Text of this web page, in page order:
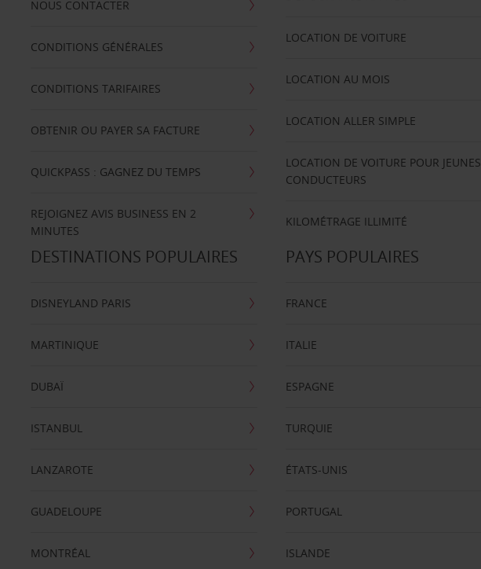
NOUS CONTACTER
CONDITIONS GÉNÉRALES
CONDITIONS TARIFAIRES
OBTENIR OU PAYER SA FACTURE
QUICKPASS : GAGNEZ DU TEMPS
REJOIGNEZ AVIS BUSINESS EN 2
MINUTES
LOCATION DE VOITURE
LOCATION AU MOIS
LOCATION ALLER SIMPLE
LOCATION DE VOITURE POUR JEUNES
CONDUCTEURS
KILOMÉTRAGE ILLIMITÉ
DESTINATIONS POPULAIRES
DISNEYLAND PARIS
MARTINIQUE
DUBAÏ
ISTANBUL
LANZAROTE
GUADELOUPE
MONTRÉAL
PAYS POPULAIRES
FRANCE
ITALIE
ESPAGNE
TURQUIE
ÉTATS-UNIS
PORTUGAL
ISLANDE